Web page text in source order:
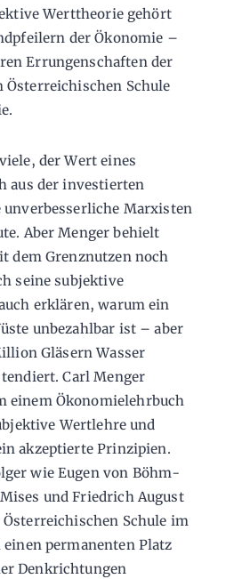
Werttheorie gehört
der Ökonomie –
Errungenschaften der
Schule
der Wert eines
aus der investierten
Marxisten
Aber Menger behielt
dem Grenznutzen noch
seine subjektive
erklären, warum ein
unbezahlbar ist – aber
Gläsern Wasser
Carl Menger
einem Ökonomielehrbuch
Wertlehre und
akzeptierte Prinzipien.
wie Eugen von Böhm-
und Friedrich August
Schule im
permanenten Platz
Denkrichtungen